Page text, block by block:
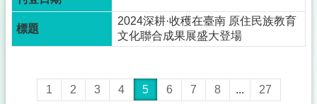
2024深耕·收穫在臺南 原住民族教育
文化聯合成果展盛大登場
1 2 3 4 5 6 7 8 ... 27